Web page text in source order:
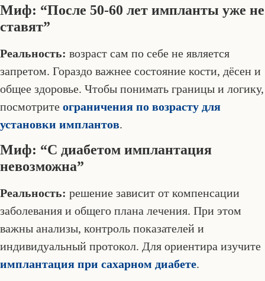
Миф: “После 50-60 лет импланты уже не
ставят”
Реальность: возраст сам по себе не является
запретом. Гораздо важнее состояние кости, дёсен и
общее здоровье. Чтобы понимать границы и логику,
посмотрите ограничения по возрасту для
установки имплантов.
Миф: “С диабетом имплантация
невозможна”
Реальность: решение зависит от компенсации
заболевания и общего плана лечения. При этом
важны анализы, контроль показателей и
индивидуальный протокол. Для ориентира изучите
имплантация при сахарном диабете.